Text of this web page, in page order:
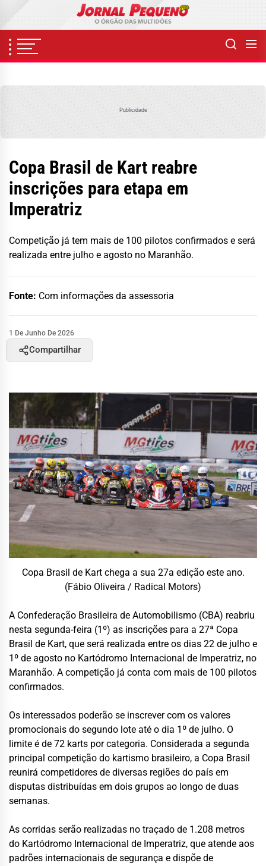
content
Publicidade
Copa Brasil de Kart reabre
inscrições para etapa em
Imperatriz
Competição já tem mais de 100 pilotos confirmados e será
realizada entre julho e agosto no Maranhão.
Fonte: Com informações da assessoria
1 De Junho De 2026
Compartilhar
Copa Brasil de Kart chega a sua 27a edição este ano.
(Fábio Oliveira / Radical Motors)
A Confederação Brasileira de Automobilismo (CBA) reabriu
nesta segunda-feira (1º) as inscrições para a 27ª Copa
Brasil de Kart, que será realizada entre os dias 22 de julho e
1º de agosto no Kartódromo Internacional de Imperatriz, no
Maranhão. A competição já conta com mais de 100 pilotos
confirmados.
Os interessados poderão se inscrever com os valores
promocionais do segundo lote até o dia 1º de julho. O
limite é de 72 karts por categoria. Considerada a segunda
principal competição do kartismo brasileiro, a Copa Brasil
reunirá competidores de diversas regiões do país em
disputas distribuídas em dois grupos ao longo de duas
semanas.
As corridas serão realizadas no traçado de 1.208 metros
do Kartódromo Internacional de Imperatriz, que atende aos
padrões internacionais de segurança e dispõe de